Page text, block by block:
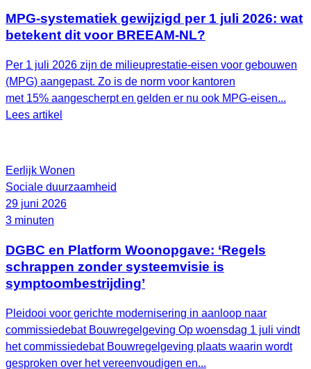
MPG-systematiek gewijzigd per 1 juli 2026: wat
betekent dit voor BREEAM-NL?
Per 1 juli 2026 zijn de milieuprestatie-eisen voor gebouwen
(MPG) aangepast. Zo is de norm voor kantoren
met 15% aangescherpt en gelden er nu ook MPG-eisen...
Lees artikel
Eerlijk Wonen
Sociale duurzaamheid
29 juni 2026
3 minuten
DGBC en Platform Woonopgave: ‘Regels
schrappen zonder systeemvisie is
symptoombestrijding’
Pleidooi voor gerichte modernisering in aanloop naar
commissiedebat Bouwregelgeving Op woensdag 1 juli vindt
het commissiedebat Bouwregelgeving plaats waarin wordt
gesproken over het vereenvoudigen en...